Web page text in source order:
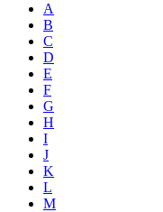
A
B
C
D
E
F
G
H
I
J
K
L
M